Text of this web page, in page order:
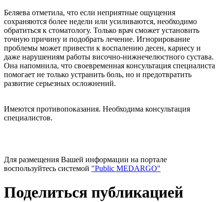
Беляева отметила, что если неприятные ощущения
сохраняются более недели или усиливаются, необходимо
обратиться к стоматологу. Только врач сможет установить
точную причину и подобрать лечение. Игнорирование
проблемы может привести к воспалению десен, кариесу и
даже нарушениям работы височно-нижнечелюстного сустава.
Она напомнила, что своевременная консультация специалиста
помогает не только устранить боль, но и предотвратить
развитие серьезных осложнений.
Имеются противопоказания. Необходима консультация
специалистов.
Для размещения Вашей информации на портале
воспользуйтесь системой "Public MEDARGO"
Поделиться публикацией